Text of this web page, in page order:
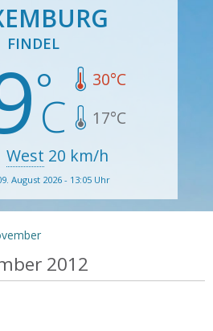
FINDEL
30°C
17°C
West 20 km/h
August 2026 - 13:05 Uhr
2012